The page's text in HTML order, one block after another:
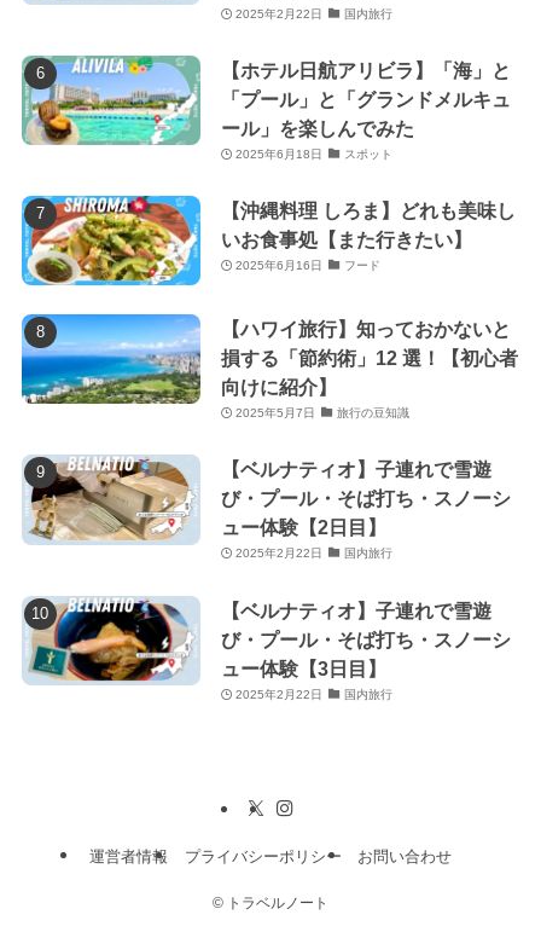
2025年2月22日 国内旅行
【ホテル日航アリビラ】「海」と
「プール」と「グランドメルキュ
ール」を楽しんでみた
2025年6月18日 スポット
【沖縄料理 しろま】どれも美味し
いお食事処【また行きたい】
2025年6月16日 フード
【ハワイ旅行】知っておかないと
損する「節約術」12 選！【初心者
向けに紹介】
2025年5月7日 旅行の豆知識
【ベルナティオ】子連れで雪遊
び・プール・そば打ち・スノーシ
ュー体験【2日目】
2025年2月22日 国内旅行
【ベルナティオ】子連れで雪遊
び・プール・そば打ち・スノーシ
ュー体験【3日目】
2025年2月22日 国内旅行
運営者情報 プライバシーポリシー お問い合わせ
© トラベルノート